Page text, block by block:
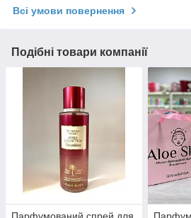
Всі умови повернення
Подібні товари компанії